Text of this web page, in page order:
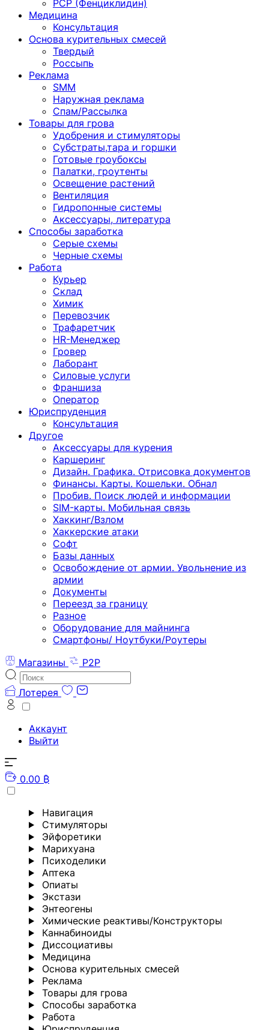
PCP (Фенциклидин)
Медицина
Консультация
Основа курительных смесей
Твердый
Россыпь
Реклама
SMM
Наружная реклама
Спам/Рассылка
Товары для грова
Удобрения и стимуляторы
Субстраты,тара и горшки
Готовые гроубоксы
Палатки, гроутенты
Освещение растений
Вентиляция
Гидропонные системы
Аксессуары, литература
Способы заработка
Серые схемы
Черные схемы
Работа
Курьер
Склад
Химик
Перевозчик
Трафаретчик
HR-Менеджер
Гровер
Лаборант
Силовые услуги
Франшиза
Оператор
Юриспруденция
Консультация
Другoе
Аксессуары для курения
Каршеринг
Дизайн. Графика. Отрисовка документов
Финансы. Карты. Кошельки. Обнал
Пробив. Поиск людей и информации
SIM-карты. Мобильная связь
Хаккинг/Взлом
Хаккерские атаки
Софт
Базы данных
Освобождение от армии. Увольнение из
армии
Документы
Переезд за границу
Разное
Оборудование для майнинга
Смартфоны/ Ноутбуки/Роутеры
Магазины
P2P
Лотерея
Аккаунт
Выйти
0.00 ₿
Навигация
Стимуляторы
Эйфоретики
Марихуана
Психоделики
Аптека
Опиаты
Экстази
Энтеогены
Химические реактивы/Конструкторы
Каннабиноиды
Диссоциативы
Медицина
Основа курительных смесей
Реклама
Товары для грова
Способы заработка
Работа